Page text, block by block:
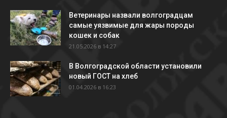
Ветеринары назвали волгоградцам
самые уязвимые для жары породы
кошек и собак
21.05.2026 в 14:27
В Волгоградской области установили
новый ГОСТ на хлеб
01.04.2026 в 16:23